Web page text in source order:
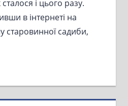
і цього разу.
в інтернеті на
старовинної садиби,